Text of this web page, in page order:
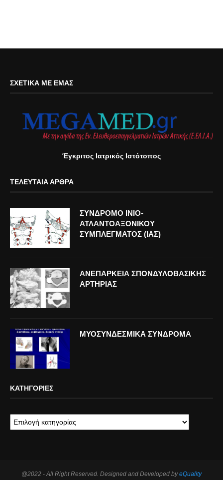
ΣΧΕΤΙΚΆ ΜΕ ΕΜΆΣ
Έγκριτος Ιατρικός Ιστότοπος
ΤΕΛΕΥΤΑΊΑ ΆΡΘΡΑ
ΣΥΝΔΡΟΜΟ ΙΝΙΟ-
ΑΤΛΑΝΤΟΑΞΟΝΙΚΟΥ
ΣΥΜΠΛΕΓΜΑΤΟΣ (ΙΑΣ)
ΑΝΕΠΑΡΚΕΙΑ ΣΠΟΝΔΥΛΟΒΑΣΙΚΗΣ
ΑΡΤΗΡΙΑΣ
ΜΥΟΣΥΝΔΕΣΜΙΚΑ ΣΥΝΔΡΟΜΑ
ΚΑΤΗΓΟΡΊΕΣ
@2022 - All Right Reserved. Designed and Developed byeQuality